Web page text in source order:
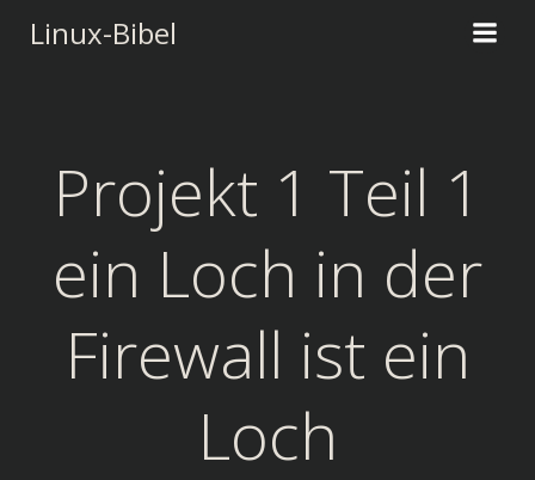
Linux-Bibel
Projekt 1 Teil 1
ein Loch in der
Firewall ist ein
Loch